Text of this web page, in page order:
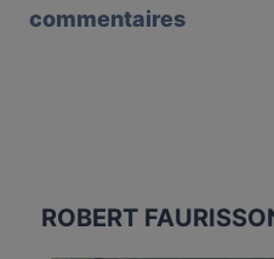
commentaires
ROBERT